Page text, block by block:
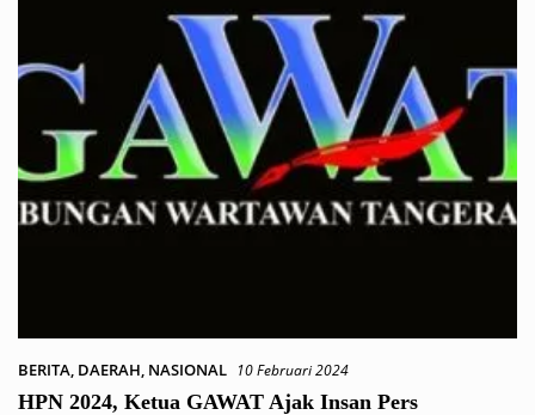
BERITA, DAERAH, NASIONAL 10 Februari 2024
HPN 2024, Ketua GAWAT Ajak Insan Pers